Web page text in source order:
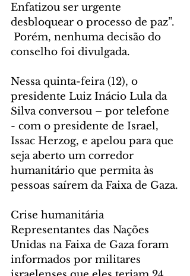
Enfatizou ser urgente
desbloquear o processo de paz”.
Porém, nenhuma decisão do
conselho foi divulgada.
Nessa quinta-feira (12), o
presidente Luiz Inácio Lula da
Silva conversou – por telefone
- com o presidente de Israel,
Issac Herzog, e apelou para que
seja aberto um corredor
humanitário que permita às
pessoas saírem da Faixa de Gaza.
Crise humanitária
Representantes das Nações
Unidas na Faixa de Gaza foram
informados por militares